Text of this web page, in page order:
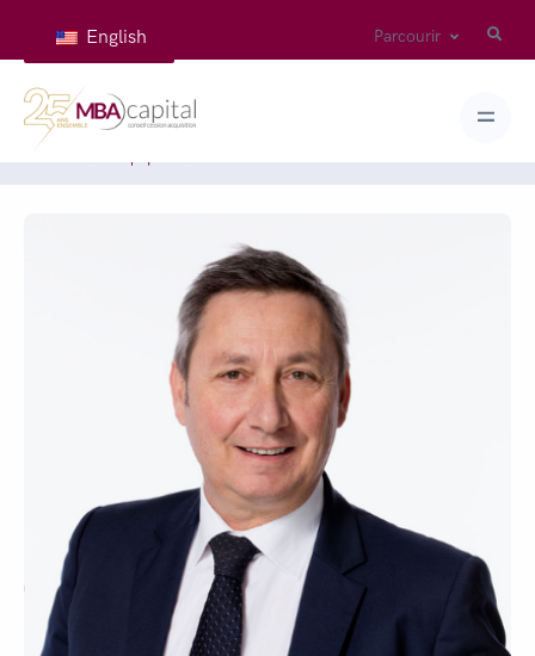
English Parcourir